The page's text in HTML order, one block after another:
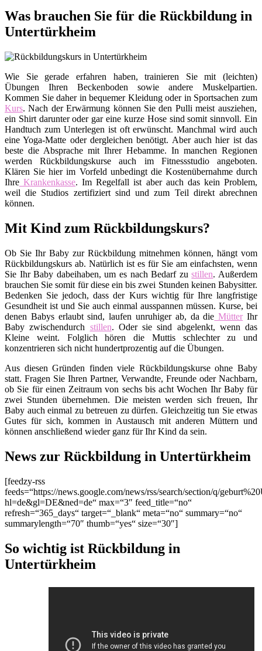
Was brauchen Sie für die Rückbildung in
Untertürkheim
Wie Sie gerade erfahren haben, trainieren Sie mit (leichten)
Übungen Ihren Beckenboden sowie andere Muskelpartien.
Kommen Sie daher in bequemer Kleidung oder in Sportsachen zum
Kurs. Nach der Erwärmung können Sie den Pulli meist ausziehen,
ein Shirt darunter oder gar eine kurze Hose sind somit sinnvoll. Ein
Handtuch zum Unterlegen ist oft erwünscht. Manchmal wird auch
eine Yoga-Matte oder dergleichen benötigt. Aber auch hier ist das
beste die Absprache mit Ihrer Hebamme. In manchen Regionen
werden Rückbildungskurse auch im Fitnessstudio angeboten.
Klären Sie hier im Vorfeld unbedingt die Kostenübernahme durch
Ihre Krankenkasse. Im Regelfall ist aber auch das kein Problem,
weil die Studios zertifiziert sind und zum Teil direkt abrechnen
können.
Mit Kind zum Rückbildungskurs?
Ob Sie Ihr Baby zur Rückbildung mitnehmen können, hängt vom
Rückbildungskurs ab. Natürlich ist es für Sie am einfachsten, wenn
Sie Ihr Baby dabeihaben, um es nach Bedarf zustillen. Außerdem
brauchen Sie somit für diese ein bis zwei Stunden keinen Babysitter.
Bedenken Sie jedoch, dass der Kurs wichtig für Ihre langfristige
Gesundheit ist und Sie auch einmal ausspannen müssen. Kurse, bei
denen Babys erlaubt sind, laufen unruhiger ab, da die MütterIhr
Baby zwischendurch stillen. Oder sie sind abgelenkt, wenn das
Kleine weint. Folglich hören die Muttis schlechter zu und
konzentrieren sich nicht hundertprozentig auf die Übungen.
Aus diesen Gründen finden viele Rückbildungskurse ohne Baby
statt. Fragen Sie Ihren Partner, Verwandte, Freunde oder Nachbarn,
ob Sie für einen Zeitraum von sechs bis acht Wochen Ihr Baby für
zwei Stunden übernehmen. Die meisten werden sich freuen, Ihr
Baby auch einmal zu betreuen zu dürfen. Gleichzeitig tun Sie etwas
Gutes für sich, kommen in Austausch mit anderen Müttern und
können anschließend wieder ganz für Ihr Kind da sein.
News zur Rückbildung in Untertürkheim
[feedzy-rss
feeds=“https://news.google.com/news/rss/search/section/q/
hl=de&gl=DE&ned=de“ max=“3″ feed_title=“no“
refresh=“365_days“ target=“_blank“ meta=“no“ summary=“no“
summarylength=“70″ thumb=“yes“ size=“30″]
So wichtig ist Rückbildung in
Untertürkheim